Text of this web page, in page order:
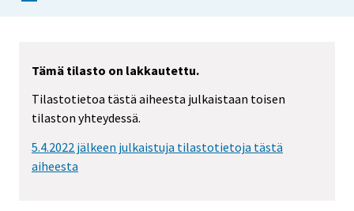
Tämä tilasto on lakkautettu.
Tilastotietoa tästä aiheesta julkaistaan toisen
tilaston yhteydessä.
5.4.2022 jälkeen julkaistuja tilastotietoja tästä
aiheesta